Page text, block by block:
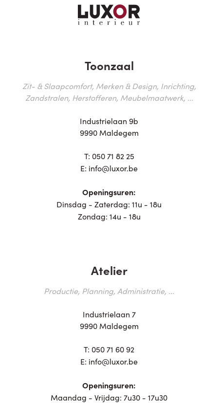
Toonzaal
Zit- & Slaapcomfort, Merken & Design, Inrichting,
Zandstralen, Herstofferen, Meubelmaatwerk, ...
Industrielaan 9b
9990 Maldegem
T: 050 71 82 25
E: info@luxor.be
Openingsuren:
Dinsdag - Zaterdag: 11u - 18u
Zondag: 14u - 18u
Atelier
Productie, Planning, Administratie, ...
Industrielaan 7
9990 Maldegem
T: 050 71 60 92
E: info@luxor.be
Openingsuren:
Maandag - Vrijdag: 7u30 - 17u30